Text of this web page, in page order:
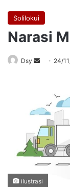
Solilokui
Narasi
Dsy
Send 24/
ilustrasi